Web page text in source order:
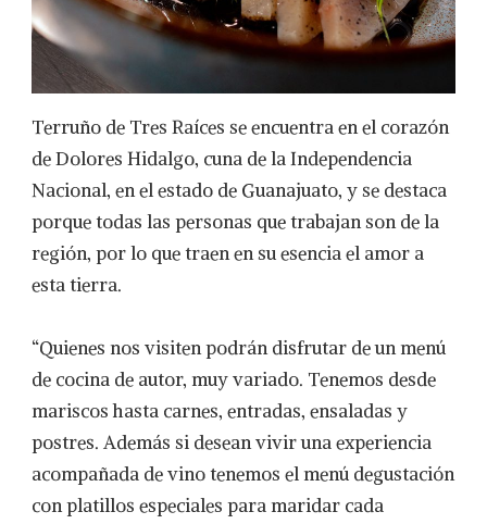
Terruño de Tres Raíces se encuentra en el corazón
de Dolores Hidalgo, cuna de la Independencia
Nacional, en el estado de Guanajuato, y se destaca
porque todas las personas que trabajan son de la
región, por lo que traen en su esencia el amor a
esta tierra.
“Quienes nos visiten podrán disfrutar de un menú
de cocina de autor, muy variado. Tenemos desde
mariscos hasta carnes, entradas, ensaladas y
postres. Además si desean vivir una experiencia
acompañada de vino tenemos el menú degustación
con platillos especiales para maridar cada